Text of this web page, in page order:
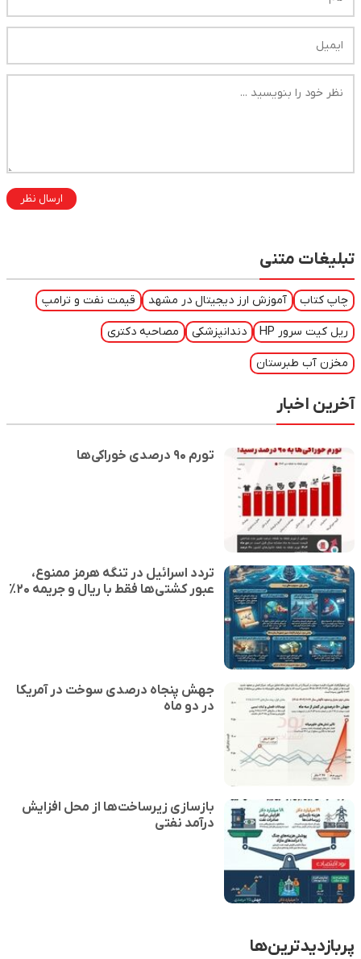
ارسال نظر
تبلیغات متنی
چاپ کتاب آموزش ارز دیجیتال در مشهد قیمت نفت و ترامپ
ریل کیت سرور HP دندانپزشکی مصاحبه دکتری
مخزن آب طبرستان
آخرین اخبار
تورم ۹۰ درصدی خوراکی‌ها
تردد اسرائیل در تنگه هرمز ممنوع،
عبور کشتی‌ها فقط با ریال و جریمه ۲۰٪
جهش پنجاه درصدی سوخت در آمریکا
در دو ماه
بازسازی زیرساخت‌ها از محل افزایش
درآمد نفتی
پربازدیدترین‌ها